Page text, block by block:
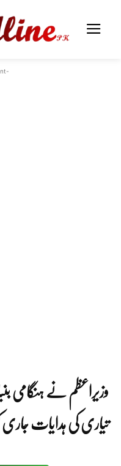
-Advertisement-
وزیراعظم نے ہنگامی
تیاری کی ہدایات